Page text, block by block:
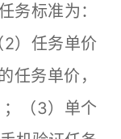
务标准为：
2）任务单价
任务单价，
（3）单个